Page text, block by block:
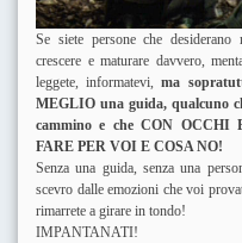
Se siete persone che desiderano
crescere e maturare davvero,
leggete, informatevi,ma
MEGLIO una guida, qualcuno
cammino e che CON OCCHI
FARE PER VOI E COSA NO!
Senza una guida, senza una
scevro dalle emozioni che voi
rimarrete a girare in tondo!
IMPANTANATI!